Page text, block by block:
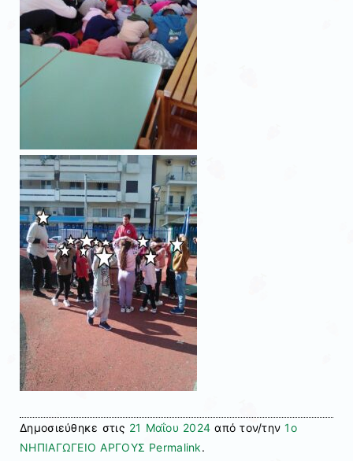
Δημοσιεύθηκε στις 21 Μαΐου 2024 από τον/την1ο
ΝΗΠΙΑΓΩΓΕΙΟ ΑΡΓΟΥΣ Permalink.